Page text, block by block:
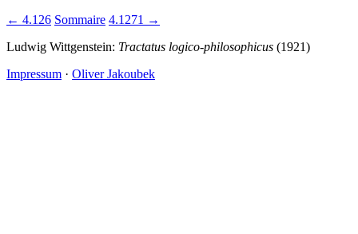
← 4.126 Sommaire 4.1271 →
Ludwig Wittgenstein: Tractatus logico-philosophicus (1921)
Impressum · Oliver Jakoubek